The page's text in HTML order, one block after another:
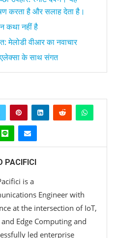
करता है और सलाह देता है।
कथा नहीं है
वीआर का नवाचार
एलेक्सा के साथ संगत
PACIFICI
is a
Engineer with
at the intersection of IoT,
Edge Computing and
led enterprise